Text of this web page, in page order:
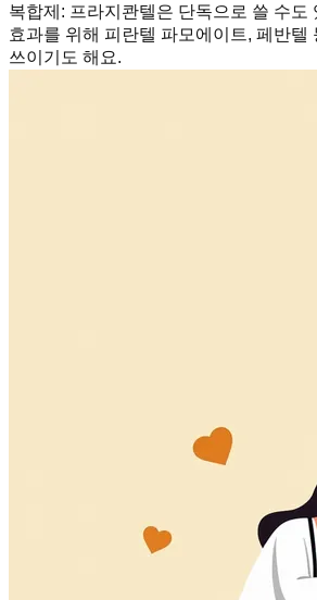
복합제 : 프라지콴텔은 단독으로 쓸 수도
효과를 위해 피란텔 파모에이트, 페반텔
쓰이기도 해요.